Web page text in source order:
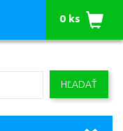
HĽADAŤ
0 ks